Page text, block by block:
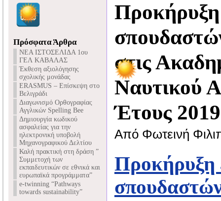
Πρόσφατα Άρθρα
NEA ΙΣΤΟΣΕΛΙΔΑ 1ου
ΓΕΛ ΚΑΒΑΛΑΣ
Έκθεση αξιολόγησης
σχολικής μονάδας
ERASMUS – Επίσκεψη στο
Βελιγράδι
Διαγωνισμό Ορθογραφίας
Αγγλικών Spelling Bee
Δημιουργία κωδικού
ασφαλείας για την
ηλεκτρονική υποβολή
Μηχανογραφικού Δελτίου
Καλή πρακτική στη δράση ”
Συμμετοχή των
εκπαιδευτικών σε εθνικά και
ευρωπαϊκά προγράμματα”
e-twinning “Pathways
towards sustainability”
Προκήρυξη
στις
Ναυτικού
Έτους
Από Φωτεινή
Προκήρυξη